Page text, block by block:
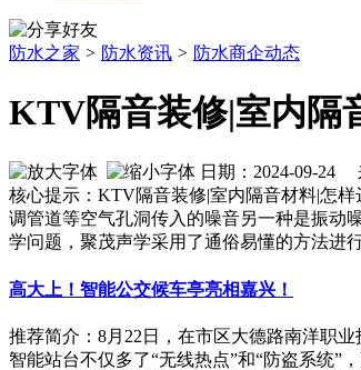
防水之家 > 防水资讯 > 防水商企动态
KTV隔音装修|室内隔
日期：2024-09-24
核心提示：KTV隔音装修|室内隔音材料|怎
调管道等空气孔洞传入的噪音另一种是振动
学问题，聚茂声学采用了通俗易懂的方法进
高大上！智能公交候车亭亮相嘉兴！
推荐简介：8月22日，在市区大德路南洋职
智能站台不仅多了“无线热点”和“防盗系统”